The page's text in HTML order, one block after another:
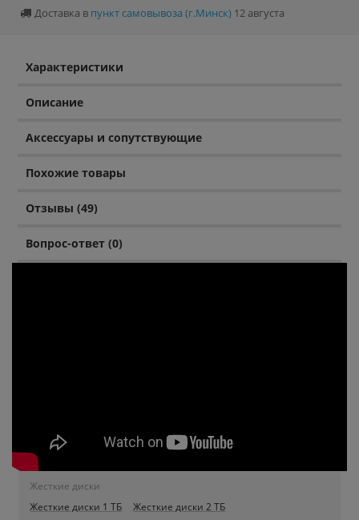
Доставка в пункт самовывоза (г.Минск) 12 августа
Характеристики
Описание
Аксессуары и сопутствующие
Похожие товары
Отзывы (49)
Вопрос-ответ (0)
Жесткие диски
Жесткие диски 1 ТБ
Жесткие диски 2 ТБ